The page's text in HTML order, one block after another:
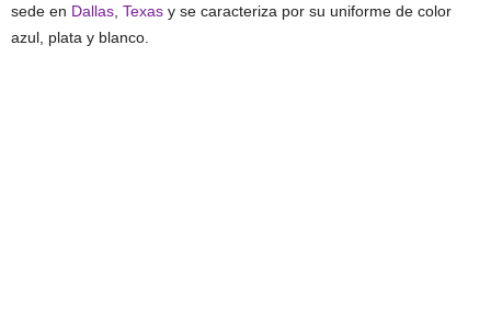
sede en Dallas Texas y se caracteriza por su uniforme de color
azul, plata y blanco.